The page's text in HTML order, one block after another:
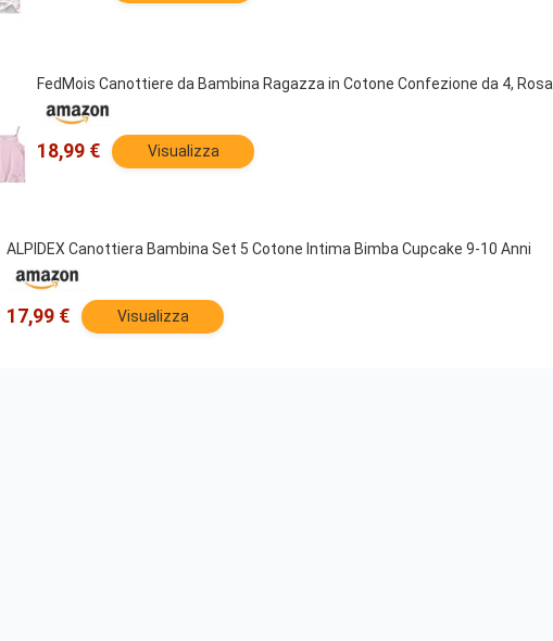
FedMois Canottiere da Bambina Ragazza in Cotone Confezione da 4,
18,99 € Visualizza
ALPIDEX Canottiera Bambina Set 5 Cotone Intima Bimba Cupcake 9-10 Anni
17,99 € Visualizza